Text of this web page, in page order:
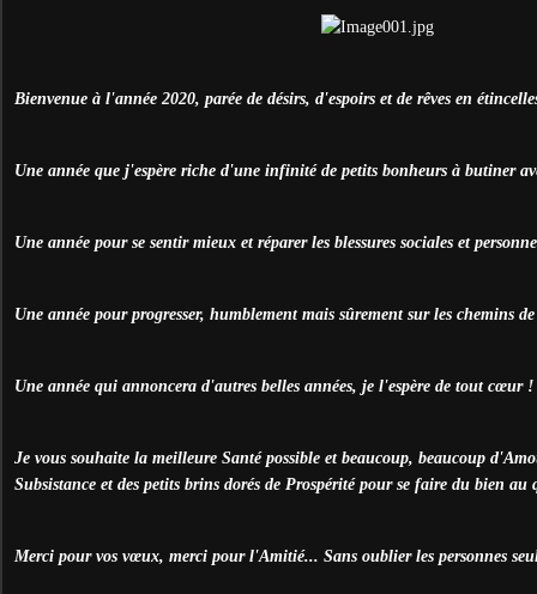
Bienvenue à l'année 2020, parée de désirs, d'espoirs et de rêves en
Une année que j'espère riche d'une infinité de petits bonheurs à butiner
Une année pour se sentir mieux et réparer les blessures sociales et
Une année pour progresser, humblement mais sûrement sur les chemins
Une année qui annoncera d'autres belles années, je l'espère de tout cœur !
Je vous souhaite la meilleure Santé possible et beaucoup, beaucoup
Subsistance et des petits brins dorés de Prospérité pour se faire du bien au
Merci pour vos vœux, merci pour l'Amitié... Sans oublier les personnes